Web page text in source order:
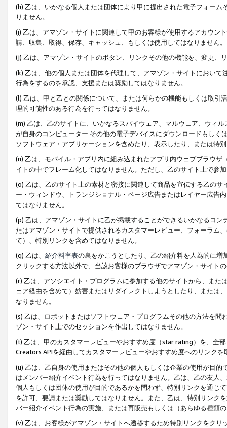
(h) 乙は、いかなる個人または団体により甲に提出された電子フォー
りません。
(i) 乙は、アマゾン・サイトに関連して甲のお客様が使用するアカウン
請、収集、取得、保存、キャッシュ、もしくは使用してはなりません。
(j) 乙は、アマゾン・サイトのボタン、リンクその他の機能を、変更、
(k) 乙は、他の個人または団体を代理して、アマゾン・サイトにおい
行為をするのを承認、支援または奨励してはなりません。
(l) 乙は、甲と乙との関係について、または何らかの機能もしくは取
理的可能性のある行為を行ってはなりません。
(m) 乙は、乙のサイトに、いかなるスパイウェア、マルウェア、ウィ
が自身のコンピューター その他の電子デバイスにダウンロードもし
ソフトウェア・アプリケーションを含めたり、表示したり、または特
(n) 乙は、モバイル・アプリ内に組み込まれたアプリ内ウェブブラウ
イトの中でフレーム化してはなりません。ただし、乙のサイト上で参
(o) 乙は、乙のサイト上の素材と密接に関連して商品を宣伝する乙の
ー・ウィンドウ、トランジショナル・ページ広告またはレイヤー広告
てはなりません。
(p) 乙は、アマゾン・サイトに乙が掲載することができるいかなるコ
たはアマゾン・サイトで提供されるカスタマーレビュー、フォーラム
て）、特別リンクを含めてはなりません。
(q) 乙は、 紹介料率表の裏をかこうとしたり、乙の紹介料を人為的に
クリックする方法以外で、当該お客様のブラウザでアマゾン・サイト
(r) 乙は、アソシエイト・プログラムに参加する他のサイトから、ま
ェア経由を含めて）妨害またはリダイレクトしようとしたり、または
なりません。
(s) 乙は、ロボットまたはソフトウェア・プログラムその他の方法を
ゾン・サイト上でのセッションを作出してはなりません。
(t) 乙は、甲のカスタマーレビューやおすすめ度（star rating）を、全
Creators APIを経由してカスタマーレビューやおすすめ度へのリンクを
(u) 乙は、乙自身の使用またはその他の個人もしくは企業の使用が目
はメンバー紹介イベント行為を行ってはなりません。乙は、乙の友人
個人もしくは団体の使用が目的であるかを問わず、特別リンクを通じ
を許可、要請または奨励してはなりません。また、乙は、特別リンク
バー紹介イベント行為の実施、または再販売もしくは（あらゆる種類
(v) 乙は、お客様がアマゾン・サイトへ遷移するため特別リンクをク